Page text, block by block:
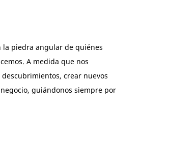
la piedra angular de quiénes
A medida que nos
crear nuevos
guiándonos siempre por